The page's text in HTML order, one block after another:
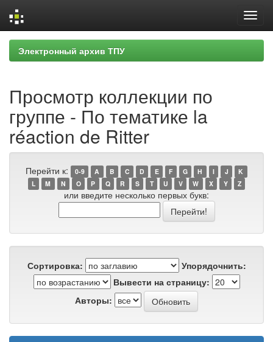
Skip
navigation
Электронный архив ТПУ
Просмотр коллекции по
группе - По тематике la
réaction de Ritter
Перейти к: 0-9 A B C D E F G H I J
K
L
M N O P Q R S T U V W X Y Z
или введите несколько первых букв:
Сортировка:
Упорядочнить:
Вывести на страницу:
Авторы: